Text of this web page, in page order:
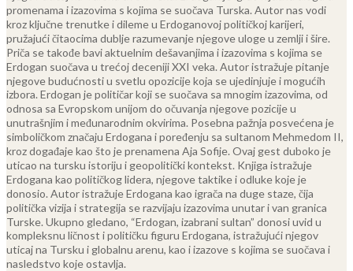
promenama i izazovima s kojima se suočava Turska. Autor nas vodi
kroz ključne trenutke i dileme u Erdoganovoj političkoj karijeri,
pružajući čitaocima dublje razumevanje njegove uloge u zemlji i šire.
Priča se takođe bavi aktuelnim dešavanjima i izazovima s kojima se
Erdogan suočava u trećoj deceniji XXI veka. Autor istražuje pitanje
njegove budućnosti u svetlu opozicije koja se ujedinjuje i mogućih
izbora. Erdogan je političar koji se suočava sa mnogim izazovima, od
odnosa sa Evropskom unijom do očuvanja njegove pozicije u
unutrašnjim i međunarodnim okvirima. Posebna pažnja posvećena je
simboličkom značaju Erdogana i poređenju sa sultanom Mehmedom II,
kroz događaje kao što je prenamena Aja Sofije. Ovaj gest duboko je
uticao na tursku istoriju i geopolitički kontekst. Knjiga istražuje
Erdogana kao političkog lidera, njegove taktike i odluke koje je
donosio. Autor istražuje Erdogana kao igrača na duge staze, čija
politička vizija i strategija se razvijaju izazovima unutar i van granica
Turske. Ukupno gledano, “Erdogan, izabrani sultan” donosi uvid u
kompleksnu ličnost i političku figuru Erdogana, istražujući njegov
uticaj na Tursku i globalnu arenu, kao i izazove s kojima se suočava i
nasledstvo koje ostavlja.